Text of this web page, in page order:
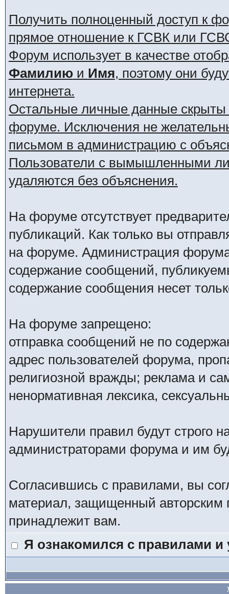
Получить полноценный доступ к
прямое отношение к ГСВК или
Форум использует в качестве
Фамилиюи Имя, поэтому они
интернета.
Остальные личные данные скрыты
форуме. Исключения не
письмом в администрацию с
Пользователи с вымышленными
удаляются без объяснения.
На форуме отсутствует
публикаций. Как только вы
на форуме. Администрация форума
содержание сообщений,
содержание сообщения несет
На форуме запрещено:
отправка сообщений не по
адрес пользователей форума,
религиозной вражды; реклама и
ненормативная лексика,
Нарушители правил будут строго
администраторами форума и им
Согласившись с правилами, вы
материал, защищенный авторским
принадлежит вам.
Я ознакомился с правилами